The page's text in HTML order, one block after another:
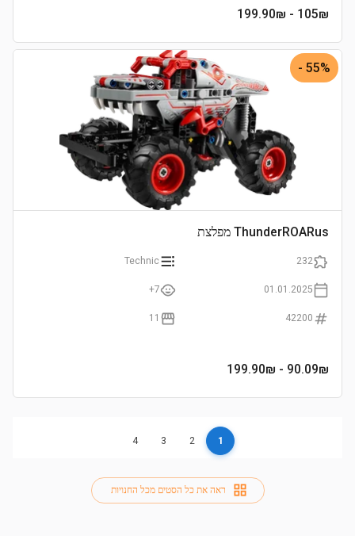
105₪
- 199.90₪
55% -
ThunderROARus מפלצת
232
Technic
01.01.2025
7+
42200
11
90.09₪
- 199.90₪
1
2
3
4
ראה את כל הסטים מכל החנויות